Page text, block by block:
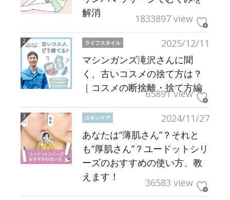
解消
1833897 view
2025/12/11
ライフスタイル
マシンガンズ滝沢さんに聞
く、古いコスメの捨て方は？
｜コスメの断捨離・捨て方編
65891 view
2024/11/27
スキンケア
あなたは“薄肌さん”？それと
も“厚肌さん”？ユードットシリ
ーズのおすすめの使い方、教
えます！
36583 view